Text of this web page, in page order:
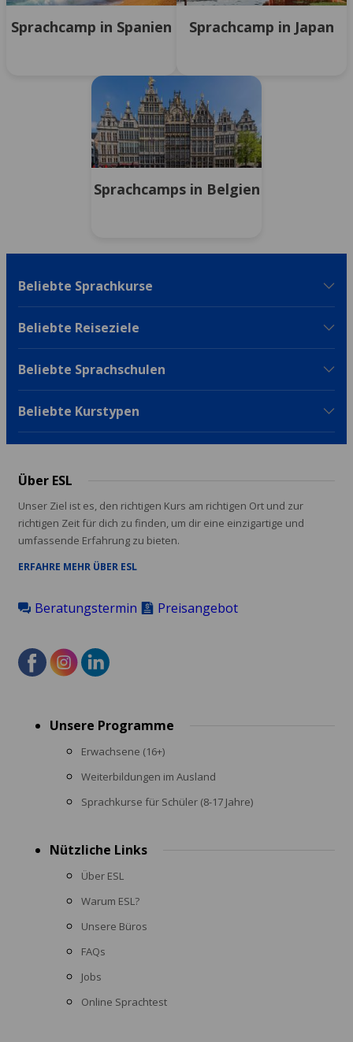
Sprachcamp in Spanien Sprachcamp in Japan
Sprachcamps in Belgien
Beliebte Sprachkurse
Beliebte Reiseziele
Beliebte Sprachschulen
Beliebte Kurstypen
Über ESL
Unser Ziel ist es, den richtigen Kurs am richtigen Ort und zur
richtigen Zeit für dich zu finden, um dir eine einzigartige und
umfassende Erfahrung zu bieten.
ERFAHRE MEHR ÜBER ESL
Beratungstermin Preisangebot
menuUnsere Programme
Erwachsene (16+)
Weiterbildungen im Ausland
Sprachkurse für Schüler (8-17 Jahre)
Nützliche Links
Über ESL
Warum ESL?
Unsere Büros
FAQs
Jobs
Online Sprachtest